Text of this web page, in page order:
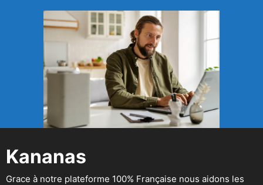
Kananas
Grace à notre plateforme 100% Française nous aidons les